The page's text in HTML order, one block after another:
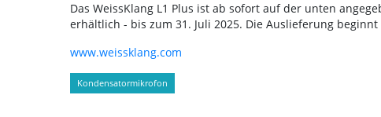
Das WeissKlang L1 Plus ist ab sofort auf der unten
erhältlich - bis zum 31. Juli 2025. Die Auslieferung
www.weissklang.com
Kondensatormikrofon